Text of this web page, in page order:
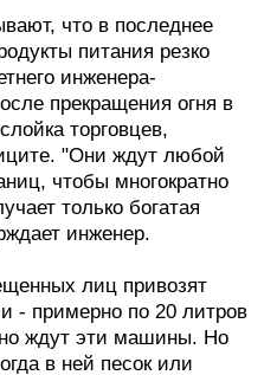
что в последнее
питания резко
инженера-
прекращения огня в
торговцев,
"Они ждут любой
чтобы многократно
только богатая
инженер.
лиц привозят
- примерно по 20 литров
ждут эти машины. Но
в ней песок или